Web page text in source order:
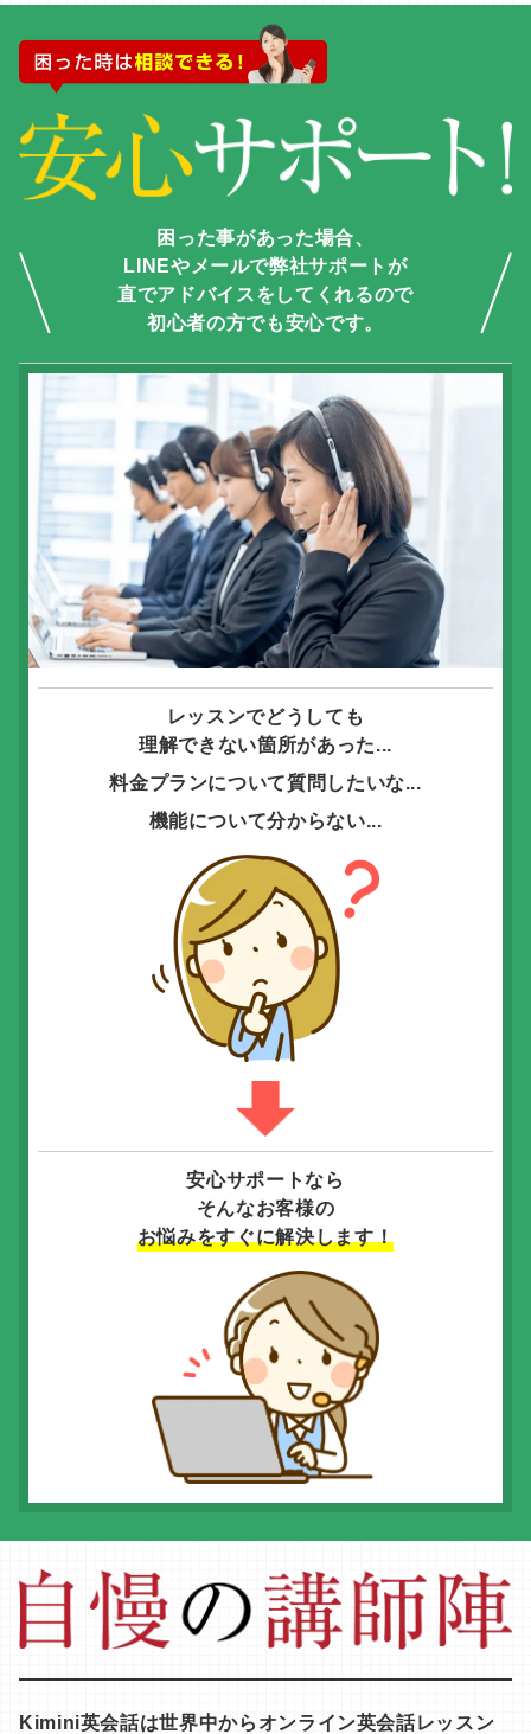
困った事があった場合、
LINEやメールで弊社サポートが
直でアドバイスをしてくれるので
初心者の方でも安心です。
レッスンでどうしても
理解できない箇所があった...
料金プランについて質問したいな...
機能について分からない...
安心サポートなら
そんなお客様の
お悩みをすぐに解決します！
Kimini英会話は世界中からオンライン英会話レッスン